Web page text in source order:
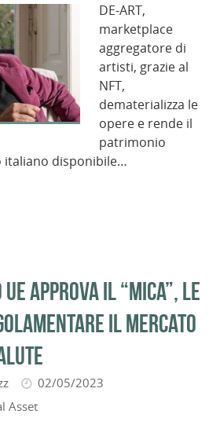
DE-ART,
marketplace
aggregatore di
artisti, grazie al
NFT,
dematerializza le
opere e rende il
patrimonio
italiano disponibile…
approva il “MiCA”, le
il mercato
02/05/2023
Asset